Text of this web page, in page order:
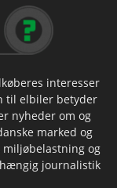
interesser
til elbiler betyder
nyheder om og
marked og
og
journalistik